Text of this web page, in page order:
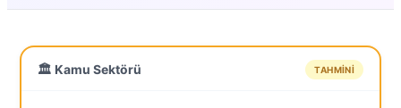
🏛️ Kamu Sektörü TAHMINI